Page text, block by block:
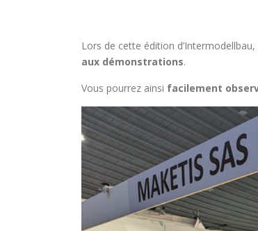
Lors de cette édition
aux démonstrations.
Vous pourrez ainsi facilement